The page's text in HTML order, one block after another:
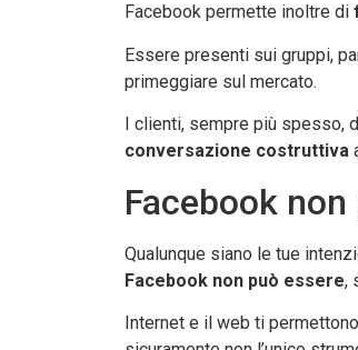
Facebook permette inoltre di
Essere presenti sui gruppi,
primeggiare sul mercato.
I clienti, sempre più spesso,
conversazione costruttiva
Facebook
Qualunque siano le tue
Facebook non può essere,
Internet e il web ti